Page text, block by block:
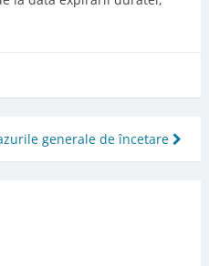
generale de încetare